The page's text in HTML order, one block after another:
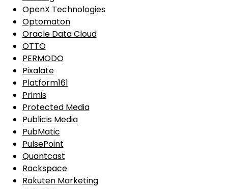
OpenX Technologies
Optomaton
Oracle Data Cloud
OTTO
PERMODO
Pixalate
Platform161
Primis
Protected Media
Publicis Media
PubMatic
PulsePoint
Quantcast
Rackspace
Rakuten Marketing